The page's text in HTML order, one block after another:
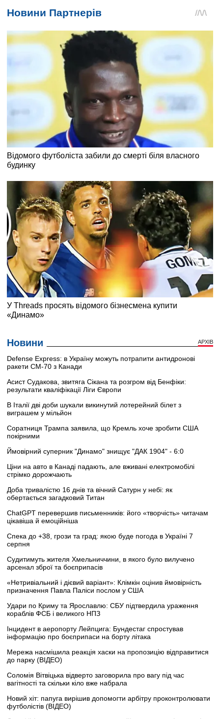
Новини АРХІВ
Defense Express: в Україну можуть потрапити антидронові
ракети CM-70 з Канади
Асист Судакова, звитяга Сікана та розгром від Бенфіки:
результати кваліфікації Ліги Європи
В Італії дві доби шукали викинутий лотерейний білет з
виграшем у мільйон
Соратниця Трампа заявила, що Кремль хоче зробити США
покірними
Ймовірний суперник "Динамо" знищує "ДАК 1904" - 6:0
Ціни на авто в Канаді падають, але вживані електромобілі
стрімко дорожчають
Доба тривалістю 16 днів та вічний Сатурн у небі: як
обертається загадковий Титан
ChatGPT перевершив письменників: його «творчість» читачам
цікавіша й емоційніша
Спека до +38, грози та град: якою буде погода в Україні 7
серпня
Судитимуть жителя Хмельниччини, в якого було вилучено
арсенал зброї та боєприпасів
«Нетривіальний і дієвий варіант»: Клімкін оцінив ймовірність
призначення Павла Паліси послом у США
Удари по Криму та Ярославлю: СБУ підтвердила ураження
кораблів ФСБ і великого НПЗ
Інцидент в аеропорту Лейпцига: Бундестаг спростував
інформацію про боєприпаси на борту літака
Мережа насмішила реакція хаски на пропозицію відправитися
до парку (ВІДЕО)
Соломія Вітвіцька відверто заговорила про вагу під час
вагітності та скільки кіло вже набрала
Новий хіт: папуга вирішив допомогти арбітру проконтролювати
футболістів (ВІДЕО)